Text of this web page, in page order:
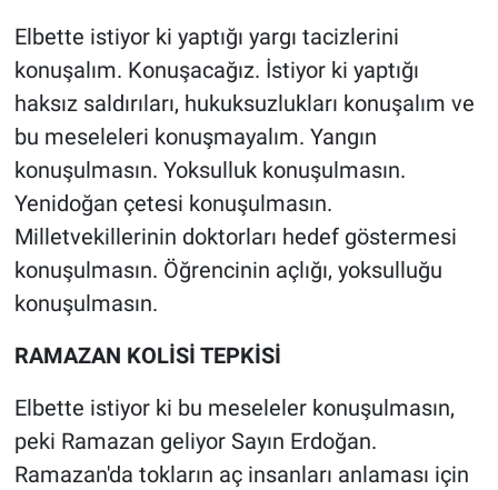
Elbette istiyor ki yaptığı yargı tacizlerini
konuşalım. Konuşacağız. İstiyor ki yaptığı
haksız saldırıları, hukuksuzlukları konuşalım ve
bu meseleleri konuşmayalım. Yangın
konuşulmasın. Yoksulluk konuşulmasın.
Yenidoğan çetesi konuşulmasın.
Milletvekillerinin doktorları hedef göstermesi
konuşulmasın. Öğrencinin açlığı, yoksulluğu
konuşulmasın.
RAMAZAN KOLİSİ TEPKİSİ
Elbette istiyor ki bu meseleler konuşulmasın,
peki Ramazan geliyor Sayın Erdoğan.
Ramazan'da tokların aç insanları anlaması için